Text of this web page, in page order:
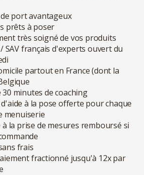
port avantageux
prêts à poser
très soigné de vos produits
SAV français d'experts ouvert du
partout en France (dont la
minutes de coaching
à la pose offerte pour chaque
menuiserie
à la prise de mesures remboursé si
frais
fractionné jusqu'à 12x par